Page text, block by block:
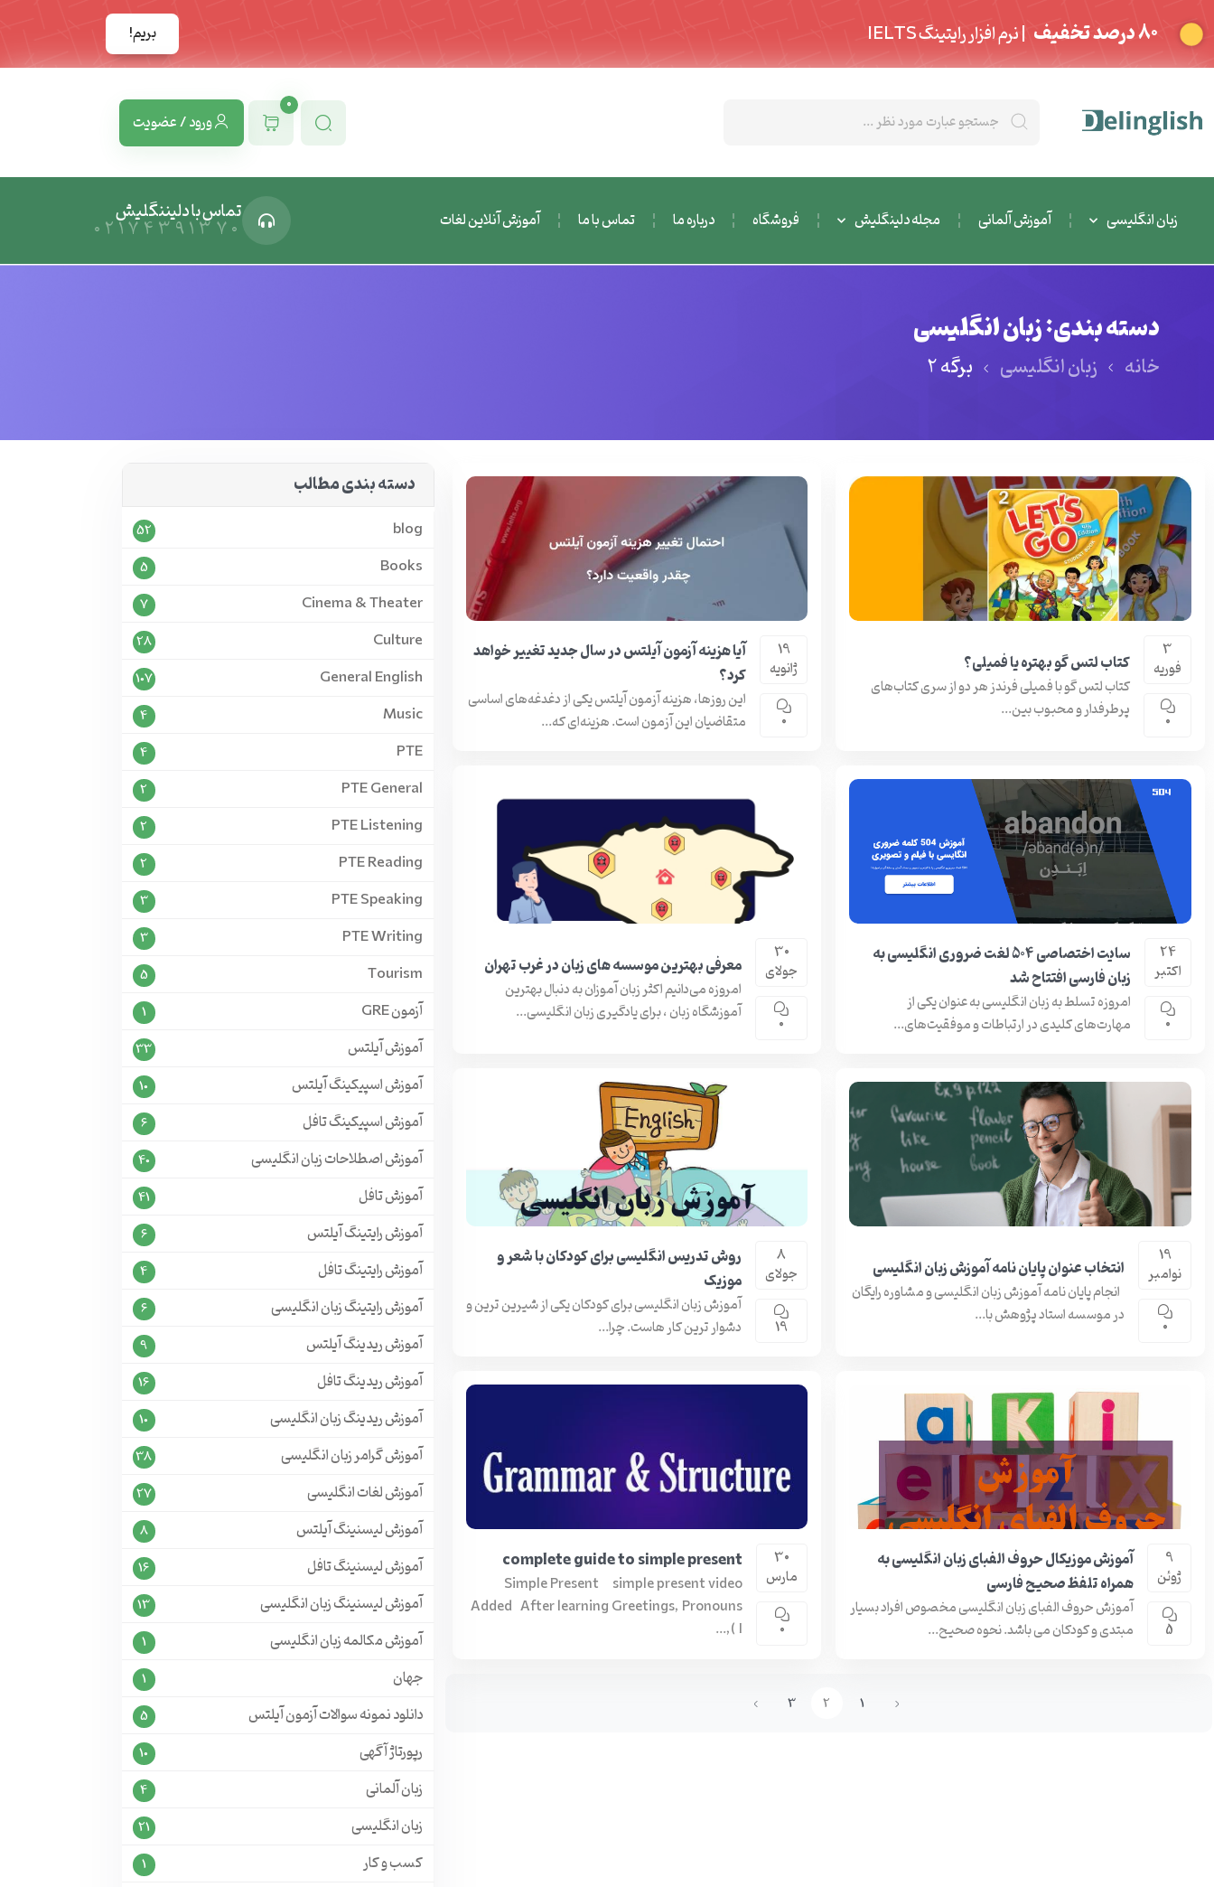
80 درصد تخفیف | نرم افزار رایتینگ IELTS بریم!
0
ورود / عضویت
زبان انگلیسی آموزش آلمانی مجله دلینگلیش فروشگاه درباره ما تماس با ما آموزش آنلاین لغات تماس با دلیننگلیش
02174391370
دسته بندی: زبان انگلیسی
خانه زبان انگلیسی برگه 2
3
فوریه
0
کتاب لتس گو بهتره یا فمیلی؟
کتاب لتس گو با فمیلی فرندز هر دو از سری کتاب‌های
پرطرفدار و محبوب بین...
19
ژانویه
0
آیا هزینه آزمون آیلتس در سال جدید تغییر خواهد
کرد؟
این روزها، هزینه‌ آزمون آیلتس یکی از دغدغه‌های اساسی
متقاضیان این آزمون است. هزینه‌ای که...
24
اکتبر
0
سایت اختصاصی 504 لغت ضروری انگلیسی به
زبان فارسی افتتاح شد
امروزه تسلط به زبان انگلیسی به عنوان یکی از
مهارت‌های کلیدی در ارتباطات و موفقیت‌های...
30
جولای
0
معرفی بهترین موسسه های زبان در غرب تهران
امروزه می‌دانیم اکثر زبان آموزان به دنبال بهترین
آموزشگاه زبان ، برای یادگیری زبان انگلیسی...
19
نوامبر
0
انتخاب عنوان پایان نامه آموزش زبان انگلیسی
انجام پایان نامه آموزش زبان انگلیسی و مشاوره رایگان
در موسسه استاد پژوهش با...
8
جولای
19
روش تدریس انگلیسی برای کودکان با شعر و
موزیک
آموزش زبان انگلیسی برای کودکان یکی از شیرین ترین و
دشوار ترین کار هاست. چرا...
9
ژوئن
5
آموزش موزیکال حروف الفبای زبان انگلیسی به‌
همراه تلفظ صحیح فارسی
آموزش حروف الفبای زبان انگلیسی مخصوص افراد بسیار
مبتدی و کودکان می باشد. نحوه صحیح...
30
مارس
0
complete guide to simple present
Simple Present simple present video
Added After learning Greetings, Pronouns
( I,...
1
2
3
دسته بندی مطالب
blog
52
Books
5
Cinema & Theater
7
Culture
28
General English
107
Music
4
PTE
4
PTE General
2
PTE Listening
2
PTE Reading
2
PTE Speaking
3
PTE Writing
3
Tourism
5
آزمون GRE 1
آموزش آیلتس 33
آموزش اسپیکینگ آیلتس 10
آموزش اسپیکینگ تافل 6
آموزش اصطلاحات زبان انگلیسی 40
آموزش تافل 41
آموزش رایتینگ آیلتس 6
آموزش رایتینگ تافل 4
آموزش رایتینگ زبان انگلیسی 6
آموزش ریدینگ آیلتس 9
آموزش ریدینگ تافل 16
آموزش ریدینگ زبان انگلیسی 10
آموزش گرامر زبان انگلیسی 38
آموزش لغات انگلیسی 27
آموزش لیسنینگ آیلتس 8
آموزش لیسنینگ تافل 16
آموزش لیسنینگ زبان انگلیسی 13
آموزش مکالمه زبان انگلیسی 1
جهان 1
دانلود نمونه سوالات آزمون آیلتس 5
رپورتاژ آگهی 10
زبان آلمانی 4
زبان انگلیسی 21
کسب و کار 1